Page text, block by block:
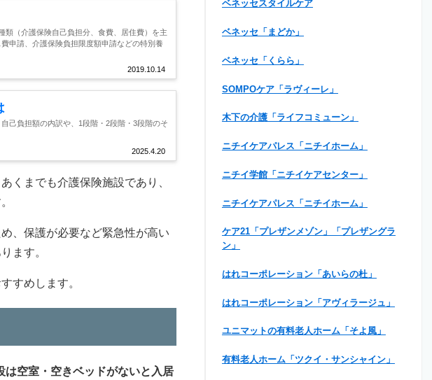
2019.10.14
類（介護保険自己負担分、食費、居住費）を主
申請、介護保険負担限度額申請などの特別養
2025.4.20
己負担額の内訳や、1段階・2段階・3段階のそ
くまでも介護保険施設であり、
、保護が必要など緊急性が高い
ます。
すめします。
は空室・空きベッドがないと入居
ベネッセスタイルケア
ベネッセ「まどか」
ベネッセ「くらら」
SOMPOケア「ラヴィーレ」
木下の介護「ライフコミューン」
ニチイケアパレス「ニチイホーム」
ニチイ学館「ニチイケアセンター」
ニチイケアパレス「ニチイホーム」
ケア21「プレザンメゾン」「プレザングラ
ン」
はれコーポレーション「あいらの杜」
はれコーポレーション「アヴィラージュ」
ユニマットの有料老人ホーム「そよ風」
有料老人ホーム「ツクイ・サンシャイン」